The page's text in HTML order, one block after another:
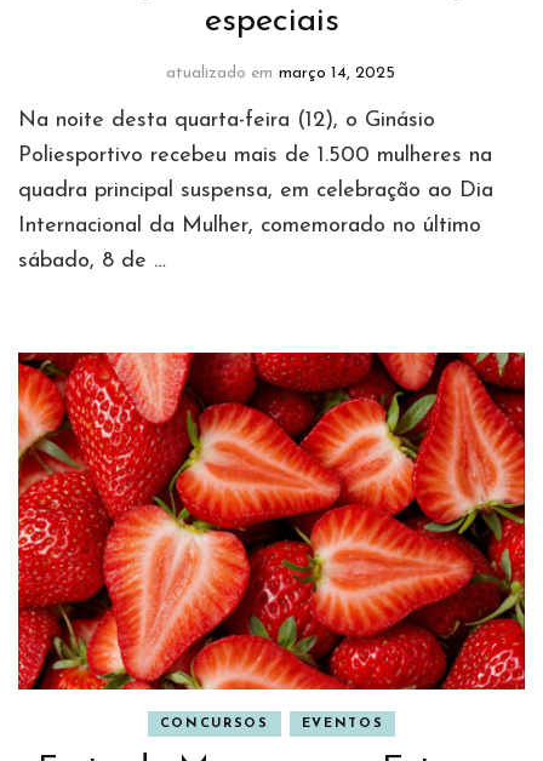
especiais
atualizado em março 14, 2025
Na noite desta quarta-feira (12), o Ginásio
Poliesportivo recebeu mais de 1.500 mulheres na
quadra principal suspensa, em celebração ao Dia
Internacional da Mulher, comemorado no último
sábado, 8 de …
CONCURSOS EVENTOS